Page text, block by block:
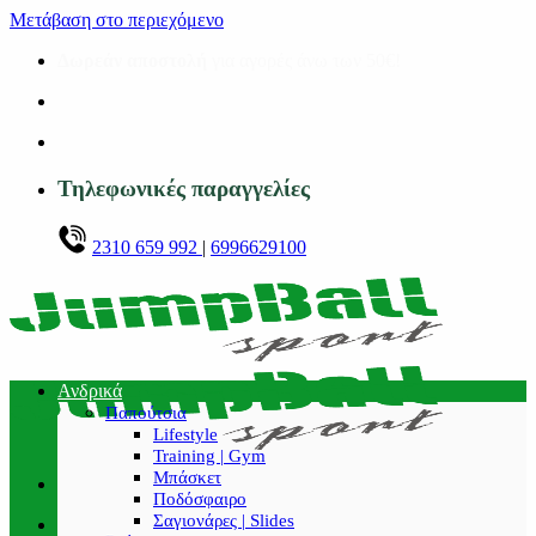
Μετάβαση στο περιεχόμενο
Τηλεφωνικές παραγγελίες
2310 659 992 | 6996629100
Ανδρικά
Παπούτσια
Lifestyle
Training | Gym
Μπάσκετ
Ποδόσφαιρο
Σαγιονάρες | Slides